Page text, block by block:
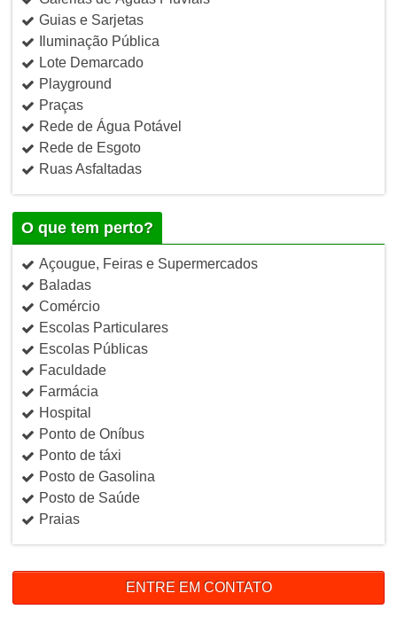
Guias e Sarjetas
Iluminação Pública
Lote Demarcado
Playground
Praças
Rede de Água Potável
Rede de Esgoto
Ruas Asfaltadas
O que tem perto?
Açougue, Feiras e Supermercados
Baladas
Comércio
Escolas Particulares
Escolas Públicas
Faculdade
Farmácia
Hospital
Ponto de Oníbus
Ponto de táxi
Posto de Gasolina
Posto de Saúde
Praias
ENTRE EM CONTATO